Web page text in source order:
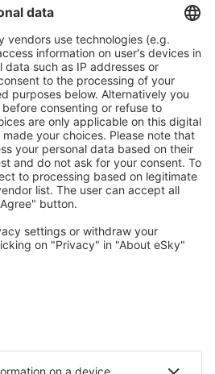
appy planifica
tus viajes